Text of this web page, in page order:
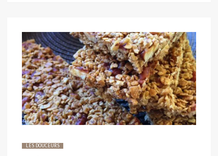
LES DOUCEURS